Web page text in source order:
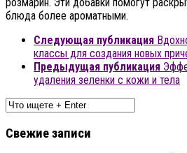
розмарин. Эти добавки помогут
блюда более ароматными.
Следующая публикация
классы для создания новых
Предыдущая публикация
удаления зеленки с кожи и тела
Свежие записи